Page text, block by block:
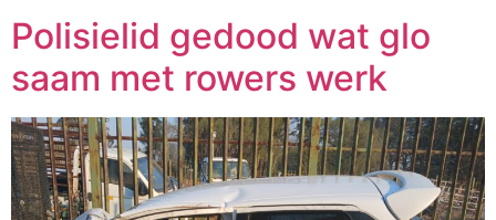
Polisielid gedood wat glo
saam met rowers werk